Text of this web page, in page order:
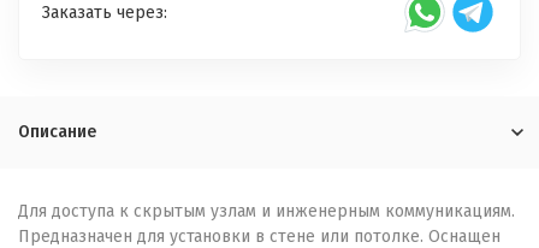
Заказать через:
Описание
Для доступа к скрытым узлам и инженерным коммуникациям.
Предназначен для установки в стене или потолке. Оснащен